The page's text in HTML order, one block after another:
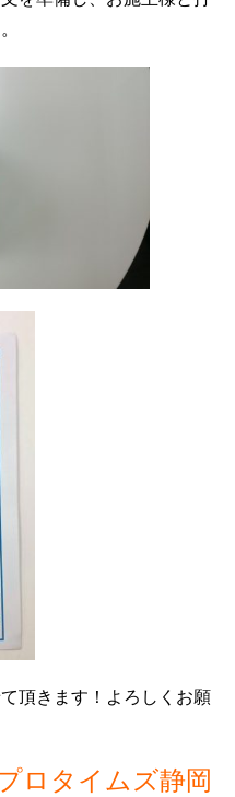
頂きます！よろしくお願
ロタイムズ静岡